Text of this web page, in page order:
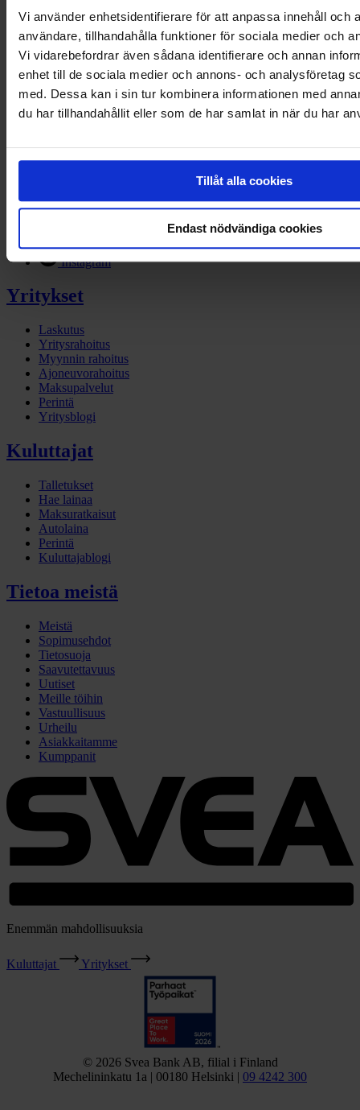
Vi använder enhetsidentifierare för att anpassa innehåll och
användare, tillhandahålla funktioner för sociala medier och
Vi vidarebefordrar även sådana identifierare och annan
enhet till de sociala medier och annons- och analysföretag
med. Dessa kan i sin tur kombinera informationen med
du har tillhandahållit eller som de har samlat in när du har
Tillåt alla cookies
Endast nödvändiga cookies
byrokratiaa tai kommunikaatiokatkoksia. Yhteydenpito
on toiminut hyvin sekä Suomen että Ruotsin suuntaan.
Marko Happonen
Partner & Sales Lead
Ota yhteyttä
Yritykset
Kuluttajat
Instagram
Yritykset
Laskutus
Yritysrahoitus
Myynnin rahoitus
Ajoneuvorahoitus
Maksupalvelut
Perintä
Yritysblogi
Kuluttajat
Talletukset
Hae lainaa
Maksuratkaisut
Autolaina
Perintä
Kuluttajablogi
Tietoa meistä
Meistä
Sopimusehdot
Tietosuoja
Saavutettavuus
Uutiset
Meille töihin
Vastuullisuus
Urheilu
Asiakkaitamme
Kumppanit
Enemmän mahdollisuuksia
Kuluttajat Yritykset
© 2026 Svea Bank AB, filial i Finland
Mechelininkatu 1a | 00180 Helsinki | 09 4242 300